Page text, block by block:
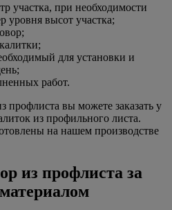
участка, при необходимости
уровня высот участка;
для установки и
работ.
профлиста вы можете заказать у
из профильного листа.
на нашем производстве
из профлиста за